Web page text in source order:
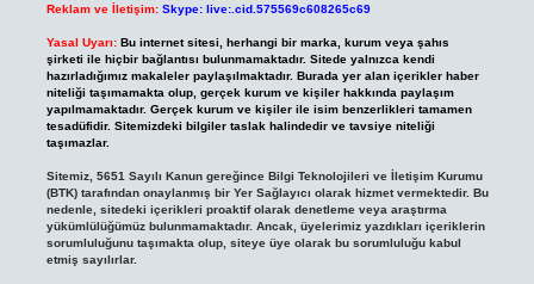
Reklam ve İletişim: Skype: live:.cid.575569c608265c69
Yasal Uyarı: Bu internet sitesi, herhangi bir marka, kurum veya şahıs
şirketi ile hiçbir bağlantısı bulunmamaktadır. Sitede yalnızca kendi
hazırladığımız makaleler paylaşılmaktadır. Burada yer alan içerikler haber
niteliği taşımamakta olup, gerçek kurum ve kişiler hakkında paylaşım
yapılmamaktadır. Gerçek kurum ve kişiler ile isim benzerlikleri tamamen
tesadüfidir. Sitemizdeki bilgiler taslak halindedir ve tavsiye niteliği
taşımazlar.
Sitemiz, 5651 Sayılı Kanun gereğince Bilgi Teknolojileri ve İletişim Kurumu
(BTK) tarafından onaylanmış bir Yer Sağlayıcı olarak hizmet vermektedir. Bu
nedenle, sitedeki içerikleri proaktif olarak denetleme veya araştırma
yükümlülüğümüz bulunmamaktadır. Ancak, üyelerimiz yazdıkları içeriklerin
sorumluluğunu taşımakta olup, siteye üye olarak bu sorumluluğu kabul
etmiş sayılırlar.